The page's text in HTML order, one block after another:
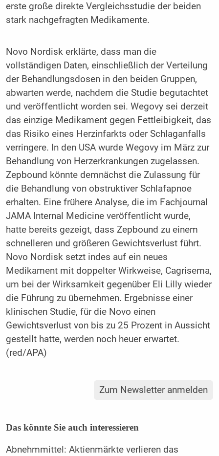
erste große direkte Vergleichsstudie der beiden
stark nachgefragten Medikamente.
Novo Nordisk erklärte, dass man die
vollständigen Daten, einschließlich der Verteilung
der Behandlungsdosen in den beiden Gruppen,
abwarten werde, nachdem die Studie begutachtet
und veröffentlicht worden sei. Wegovy sei derzeit
das einzige Medikament gegen Fettleibigkeit, das
das Risiko eines Herzinfarkts oder Schlaganfalls
verringere. In den USA wurde Wegovy im März zur
Behandlung von Herzerkrankungen zugelassen.
Zepbound könnte demnächst die Zulassung für
die Behandlung von obstruktiver Schlafapnoe
erhalten. Eine frühere Analyse, die im Fachjournal
JAMA Internal Medicine veröffentlicht wurde,
hatte bereits gezeigt, dass Zepbound zu einem
schnelleren und größeren Gewichtsverlust führt.
Novo Nordisk setzt indes auf ein neues
Medikament mit doppelter Wirkweise, Cagrisema,
um bei der Wirksamkeit gegenüber Eli Lilly wieder
die Führung zu übernehmen. Ergebnisse einer
klinischen Studie, für die Novo einen
Gewichtsverlust von bis zu 25 Prozent in Aussicht
gestellt hatte, werden noch heuer erwartet.
(red/APA)
Zum Newsletter anmelden
Das könnte Sie auch interessieren
Abnehmmittel: Aktienmärkte verlieren das